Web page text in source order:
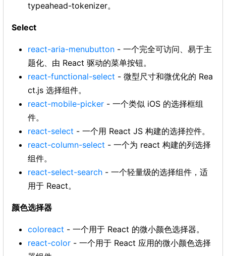
typeahead-tokenizer。
Select
react-aria-menubutton - 一个完全可访问、易于主
题化、由 React 驱动的菜单按钮。
react-functional-select - 微型尺寸和微优化的 Rea
ct.js 选择组件。
react-mobile-picker - 一个类似 iOS 的选择框组
件。
react-select - 一个用 React JS 构建的选择控件。
react-column-select - 一个为 react 构建的列选择
组件。
react-select-search - 一个轻量级的选择组件，适
用于 React。
颜色选择器
coloreact - 一个用于 React 的微小颜色选择器。
react-color - 一个用于 React 应用的微小颜色选择